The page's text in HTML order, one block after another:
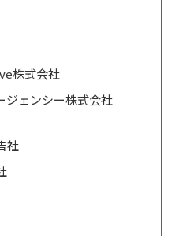
株式会社
ジェンシー株式会社
社